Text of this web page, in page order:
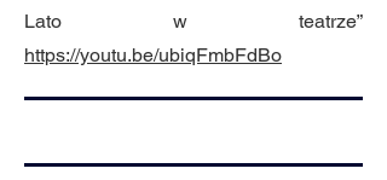
Lato w teatrze”
https://youtu.be/ubiqFmbFdBo